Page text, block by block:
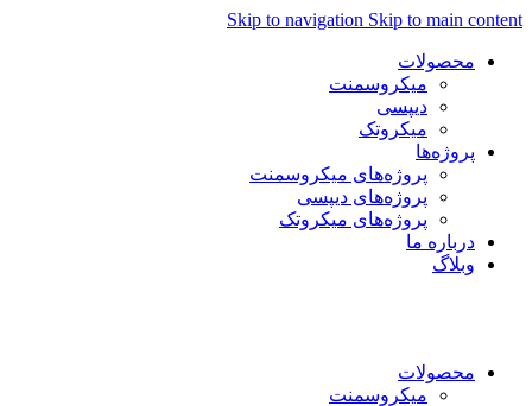
Skip to navigation Skip to main content
محصولات
میکروسمنت
دیپسی
میکروتک
پروژه‌ها
پروژه‌های میکروسمنت
پروژه‌های دیپسی
پروژه‌های میکروتک
درباره ما
وبلاگ
محصولات
میکروسمنت